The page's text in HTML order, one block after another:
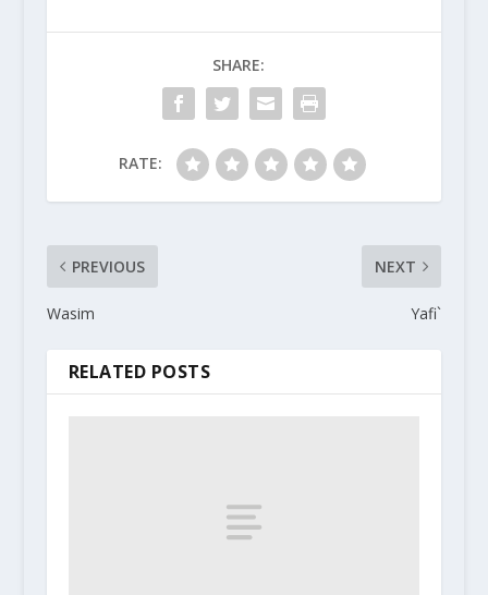
SHARE:
RATE:
PREVIOUS
Wasim
NEXT
Yafi`
RELATED POSTS